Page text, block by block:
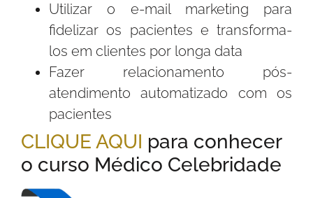
Utilizar o e-mail marketing para
fidelizar os pacientes e transforma-
los em clientes por longa data
Fazer relacionamento pós-
atendimento automatizado com os
pacientes
CLIQUE AQUI para conhecer
o curso Médico Celebridade